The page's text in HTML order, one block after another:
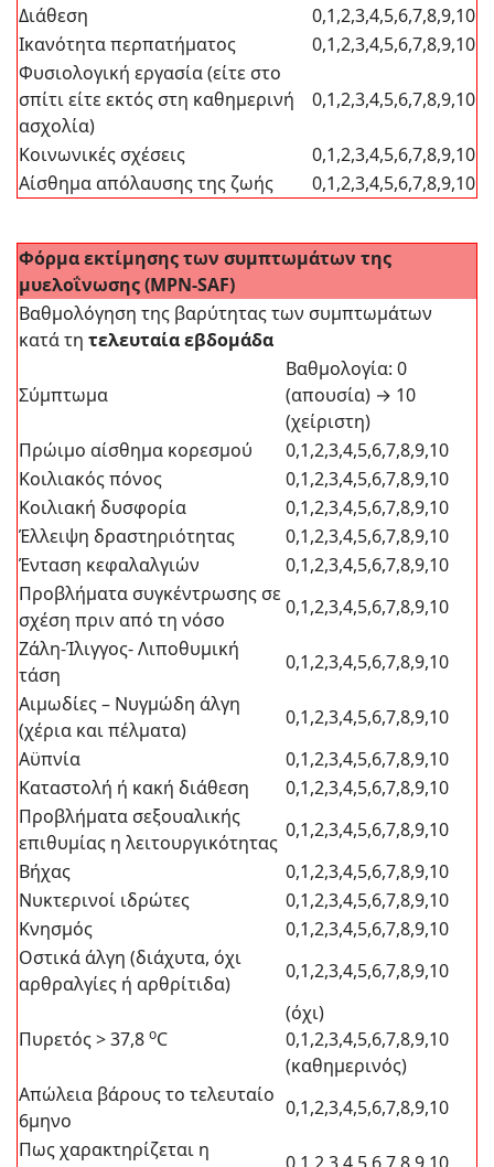
Διάθεση
0,1,2,3,4,5,6,7,8,9,10
Ικανότητα περπατήματος
0,1,2,3,4,5,6,7,8,9,10
Φυσιολογική εργασία (είτε στο
σπίτι είτε εκτός στη καθημερινή
ασχολία)
0,1,2,3,4,5,6,7,8,9,10
Κοινωνικές σχέσεις
0,1,2,3,4,5,6,7,8,9,10
Αίσθημα απόλαυσης της ζωής
0,1,2,3,4,5,6,7,8,9,10
Φόρμα εκτίμησης των συμπτωμάτων της
μυελοΐνωσης (ΜPN-SAF)
Βαθμολόγηση της βαρύτητας των συμπτωμάτων
κατά τη τελευταία εβδομάδα
Σύμπτωμα
Βαθμολογία: 0
(απουσία) → 10
(χείριστη)
Πρώιμο αίσθημα κορεσμού
0,1,2,3,4,5,6,7,8,9,10
Κοιλιακός πόνος
0,1,2,3,4,5,6,7,8,9,10
Κοιλιακή δυσφορία
0,1,2,3,4,5,6,7,8,9,10
Έλλειψη δραστηριότητας
0,1,2,3,4,5,6,7,8,9,10
Ένταση κεφαλαλγιών
0,1,2,3,4,5,6,7,8,9,10
Προβλήματα συγκέντρωσης σε
σχέση πριν από τη νόσο
0,1,2,3,4,5,6,7,8,9,10
Ζάλη-Ίλιγγος- Λιποθυμική
τάση
0,1,2,3,4,5,6,7,8,9,10
Αιμωδίες – Νυγμώδη άλγη
(χέρια και πέλματα)
0,1,2,3,4,5,6,7,8,9,10
Αϋπνία
0,1,2,3,4,5,6,7,8,9,10
Καταστολή ή κακή διάθεση
0,1,2,3,4,5,6,7,8,9,10
Προβλήματα σεξουαλικής
επιθυμίας η λειτουργικότητας
0,1,2,3,4,5,6,7,8,9,10
Βήχας
0,1,2,3,4,5,6,7,8,9,10
Νυκτερινοί ιδρώτες
0,1,2,3,4,5,6,7,8,9,10
Κνησμός
0,1,2,3,4,5,6,7,8,9,10
Οστικά άλγη (διάχυτα, όχι
αρθραλγίες ή αρθρίτιδα)
0,1,2,3,4,5,6,7,8,9,10
Πυρετός > 37,8 oC
(όχι)
0,1,2,3,4,5,6,7,8,9,10
(καθημερινός)
Απώλεια βάρους το τελευταίο
6μηνο
0,1,2,3,4,5,6,7,8,9,10
Πως χαρακτηρίζεται η